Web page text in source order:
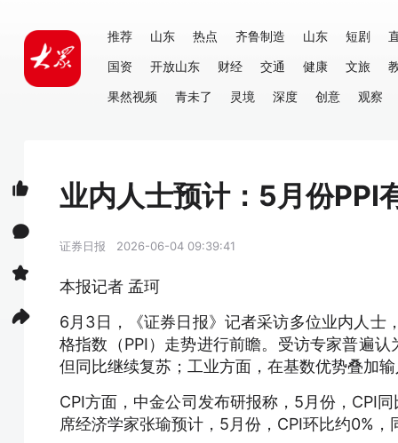
推荐 山东 热点 齐鲁制造 山东 短剧
国资
开放山东 财经 交通 健康 文旅
果然视频
青未了 灵境 深度 创意 观察
业内人士预计：5月份PPI
证券日报 2026-06-04 09:39:41
本报记者 孟珂
6月3日，《证券日报》记者采访多位业内人士
格指数（PPI）走势进行前瞻。受访专家普遍
但同比继续复苏；工业方面，在基数优势叠加
CPI方面，中金公司发布研报称，5月份，CPI
席经济学家张瑜预计，5月份，CPI环比约0%，